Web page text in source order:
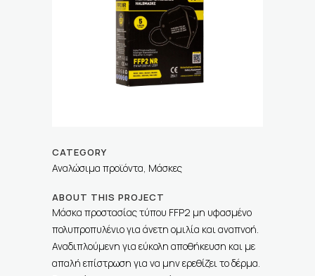
CATEGORY
Αναλώσιμα προϊόντα, Μάσκες
ABOUT THIS PROJECT
Μάσκα προστασίας τύπου FFP2 μη υφασμένο
πολυπροπυλένιο για άνετη ομιλία και αναπνοή.
Αναδιπλούμενη για εύκολη αποθήκευση και με
απαλή επίστρωση για να μην ερεθίζει το δέρμα.